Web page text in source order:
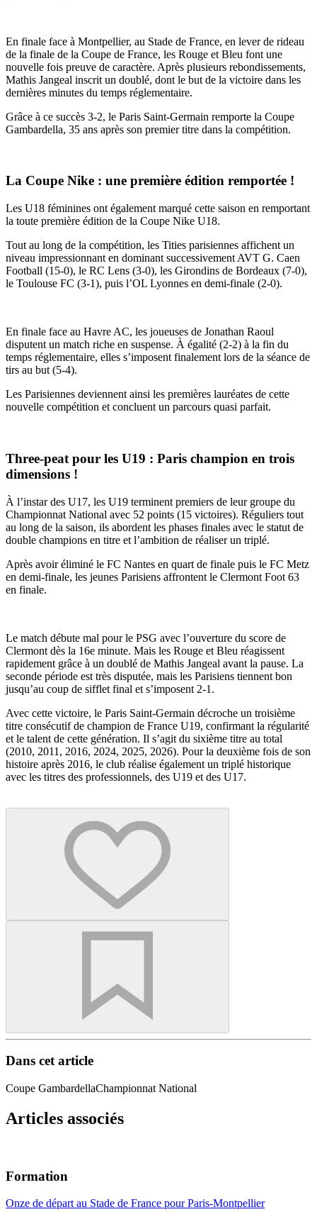
En finale face à Montpellier, au Stade de France, en lever de rideau
de la finale de la Coupe de France, les Rouge et Bleu font une
nouvelle fois preuve de caractère. Après plusieurs rebondissements,
Mathis Jangeal inscrit un doublé, dont le but de la victoire dans les
dernières minutes du temps réglementaire.
Grâce à ce succès 3-2, le Paris Saint-Germain remporte la Coupe
Gambardella, 35 ans après son premier titre dans la compétition.
La Coupe Nike : une première édition remportée !
Les U18 féminines ont également marqué cette saison en remportant
la toute première édition de la Coupe Nike U18.
Tout au long de la compétition, les Tities parisiennes affichent un
niveau impressionnant en dominant successivement AVT G. Caen
Football (15-0), le RC Lens (3-0), les Girondins de Bordeaux (7-0),
le Toulouse FC (3-1), puis l’OL Lyonnes en demi-finale (2-0).
En finale face au Havre AC, les joueuses de Jonathan Raoul
disputent un match riche en suspense. À égalité (2-2) à la fin du
temps réglementaire, elles s’imposent finalement lors de la séance de
tirs au but (5-4).
Les Parisiennes deviennent ainsi les premières lauréates de cette
nouvelle compétition et concluent un parcours quasi parfait.
Three-peat pour les U19 : Paris champion en trois
dimensions !
À l’instar des U17, les U19 terminent premiers de leur groupe du
Championnat National avec 52 points (15 victoires). Réguliers tout
au long de la saison, ils abordent les phases finales avec le statut de
double champions en titre et l’ambition de réaliser un triplé.
Après avoir éliminé le FC Nantes en quart de finale puis le FC Metz
en demi-finale, les jeunes Parisiens affrontent le Clermont Foot 63
en finale.
Le match débute mal pour le PSG avec l’ouverture du score de
Clermont dès la 16e minute. Mais les Rouge et Bleu réagissent
rapidement grâce à un doublé de Mathis Jangeal avant la pause. La
seconde période est très disputée, mais les Parisiens tiennent bon
jusqu’au coup de sifflet final et s’imposent 2-1.
Avec cette victoire, le Paris Saint-Germain décroche un troisième
titre consécutif de champion de France U19, confirmant la régularité
et le talent de cette génération. Il s’agit du sixième titre au total
(2010, 2011, 2016, 2024, 2025, 2026). Pour la deuxième fois de son
histoire après 2016, le club réalise également un triplé historique
avec les titres des professionnels, des U19 et des U17.
Dans cet article
Coupe GambardellaChampionnat National
Articles associés
Formation
Onze de départ au Stade de France pour Paris-Montpellier